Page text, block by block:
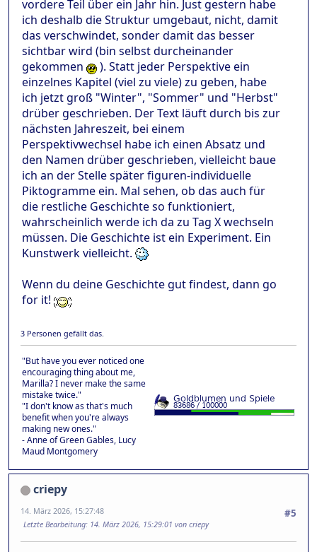
vordere Teil über ein Jahr hin. Just gestern habe
ich deshalb die Struktur umgebaut, nicht, damit
das verschwindet, sonder damit das besser
sichtbar wird (bin selbst durcheinander
gekommen
). Statt jeder Perspektive ein
einzelnes Kapitel (viel zu viele) zu geben, habe
ich jetzt groß "Winter", "Sommer" und "Herbst"
drüber geschrieben. Der Text läuft durch bis zur
nächsten Jahreszeit, bei einem
Perspektivwechsel habe ich einen Absatz und
den Namen drüber geschrieben, vielleicht baue
ich an der Stelle später figuren-individuelle
Piktogramme ein. Mal sehen, ob das auch für
die restliche Geschichte so funktioniert,
wahrscheinlich werde ich da zu Tag X wechseln
müssen. Die Geschichte ist ein Experiment. Ein
Kunstwerk vielleicht.
Wenn du deine Geschichte gut findest, dann go
for it!
3 Personen gefällt das.
"But have you ever noticed one
encouraging thing about me,
Marilla? I never make the same
mistake twice."
"I don't know as that's much
benefit when you're always
making new ones."
- Anne of Green Gables, Lucy
Maud Montgomery
criepy
#5
14. März 2026, 15:27:48
Letzte Bearbeitung: 14. März 2026, 15:29:01 von criepy